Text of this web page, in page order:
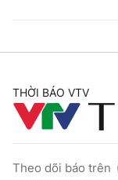
THỜI BÁO VTV
Theo dõi báo trên